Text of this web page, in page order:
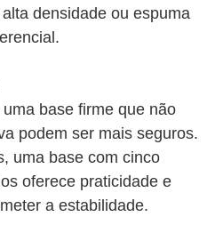
densidade ou espuma
base firme que não
podem ser mais seguros.
uma base com cinco
oferece praticidade e
a estabilidade.